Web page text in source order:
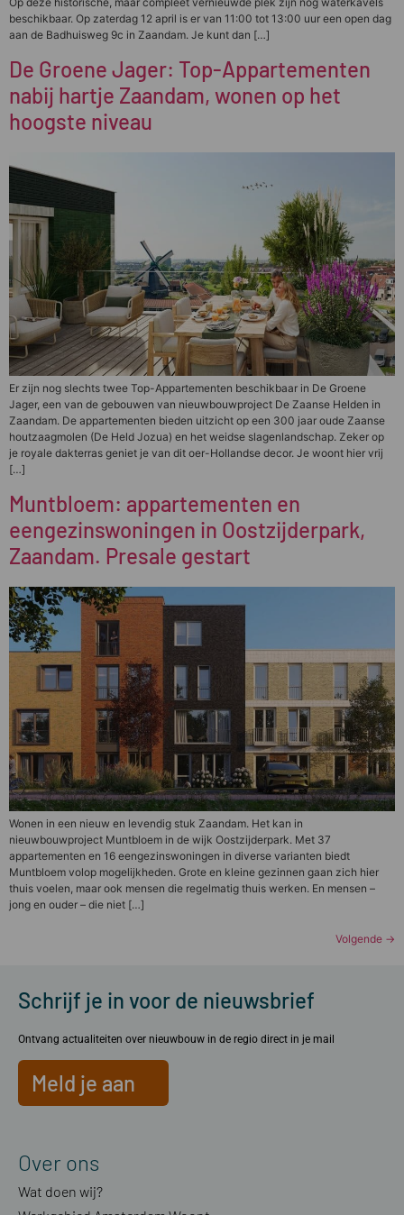
beschikbaar. Op zaterdag 12 april is er van 11:00 tot 13:00 uur een open dag
aan de Badhuisweg 9c in Zaandam. Je kunt dan […]
De Groene Jager: Top-Appartementen
nabij hartje Zaandam, wonen op het
hoogste niveau
Er zijn nog slechts twee Top-Appartementen beschikbaar in De Groene
Jager, een van de gebouwen van nieuwbouwproject De Zaanse Helden in
Zaandam. De appartementen bieden uitzicht op een 300 jaar oude Zaanse
houtzaagmolen (De Held Jozua) en het weidse slagenlandschap. Zeker op
je royale dakterras geniet je van dit oer-Hollandse decor. Je woont hier vrij
[…]
Muntbloem: appartementen en
eengezinswoningen in Oostzijderpark,
Zaandam. Presale gestart
Wonen in een nieuw en levendig stuk Zaandam. Het kan in
nieuwbouwproject Muntbloem in de wijk Oostzijderpark. Met 37
appartementen en 16 eengezinswoningen in diverse varianten biedt
Muntbloem volop mogelijkheden. Grote en kleine gezinnen gaan zich hier
thuis voelen, maar ook mensen die regelmatig thuis werken. En mensen –
jong en ouder – die niet […]
Volgende →
Schrijf je in voor de nieuwsbrief
Ontvang actualiteiten over nieuwbouw in de regio direct in je mail
Meld je aan
Over ons
Wat doen wij?